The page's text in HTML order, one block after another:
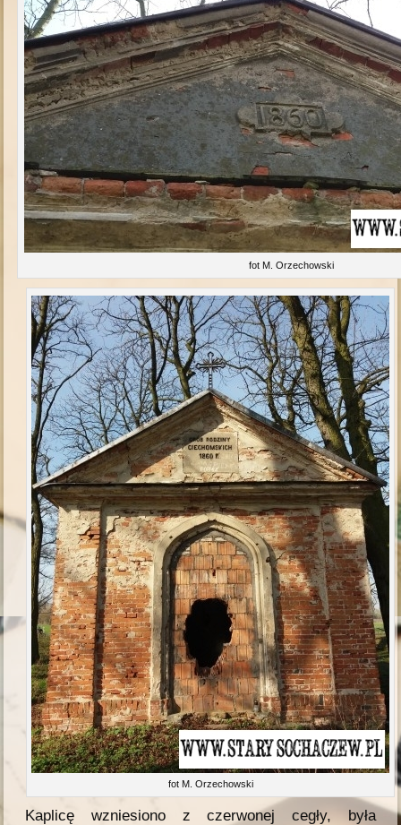
fot M. Orzechowski
fot M. Orzechowski
Kaplicę wzniesiono z czerwonej cegły, była